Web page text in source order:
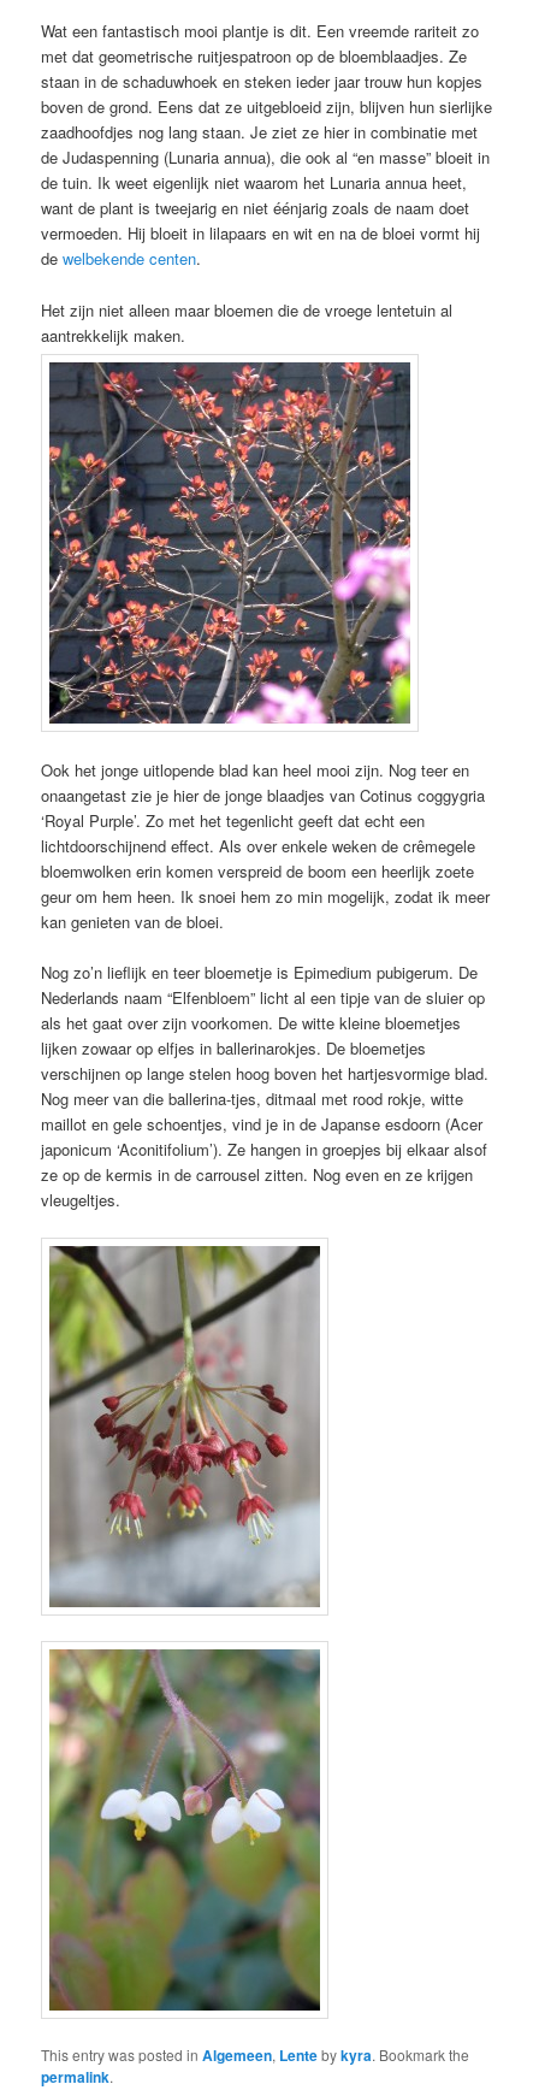
Wat een fantastisch mooi plantje is dit. Een vreemde rariteit zo
met dat geometrische ruitjespatroon op de bloemblaadjes. Ze
staan in de schaduwhoek en steken ieder jaar trouw hun kopjes
boven de grond. Eens dat ze uitgebloeid zijn, blijven hun sierlijke
zaadhoofdjes nog lang staan. Je ziet ze hier in combinatie met
de Judaspenning (Lunaria annua), die ook al “en masse” bloeit in
de tuin. Ik weet eigenlijk niet waarom het Lunaria annua heet,
want de plant is tweejarig en niet éénjarig zoals de naam doet
vermoeden. Hij bloeit in lilapaars en wit en na de bloei vormt hij
dewelbekende centen.
Het zijn niet alleen maar bloemen die de vroege lentetuin al
aantrekkelijk maken.
Ook het jonge uitlopende blad kan heel mooi zijn. Nog teer en
onaangetast zie je hier de jonge blaadjes van Cotinus coggygria
‘Royal Purple’. Zo met het tegenlicht geeft dat echt een
lichtdoorschijnend effect. Als over enkele weken de crêmegele
bloemwolken erin komen verspreid de boom een heerlijk zoete
geur om hem heen. Ik snoei hem zo min mogelijk, zodat ik meer
kan genieten van de bloei.
Nog zo’n lieflijk en teer bloemetje is Epimedium pubigerum. De
Nederlands naam “Elfenbloem” licht al een tipje van de sluier op
als het gaat over zijn voorkomen. De witte kleine bloemetjes
lijken zowaar op elfjes in ballerinarokjes. De bloemetjes
verschijnen op lange stelen hoog boven het hartjesvormige blad.
Nog meer van die ballerina-tjes, ditmaal met rood rokje, witte
maillot en gele schoentjes, vind je in de Japanse esdoorn (Acer
japonicum ‘Aconitifolium’). Ze hangen in groepjes bij elkaar alsof
ze op de kermis in de carrousel zitten. Nog even en ze krijgen
vleugeltjes.
This entry was posted inAlgemeen, Lentebykyra. Bookmark the
permalink.